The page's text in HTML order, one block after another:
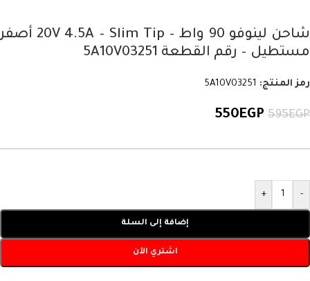
شاحن لينوفو 90 واط – 20V 4.5A – Slim Tip أصفر
مستطيل – رقم القطعة 5A10V03251
رمز المنتج: 5A10V03251
595EGP
550EGP
-
+
إضافة إلى السلة
اشتري الآن